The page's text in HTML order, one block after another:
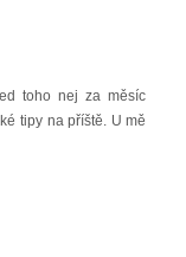
toho nej za měsíc
tipy na příště. U mě